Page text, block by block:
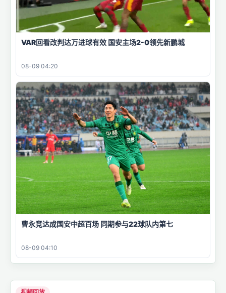
VAR回看改判达万进球有效 国安主场2-0领先新鹏城
08-09 04:20
曹永竞达成国安中超百场 同期参与22球队内第七
08-09 04:10